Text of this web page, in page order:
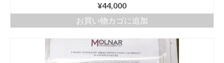
¥44,000
お買い物カゴに追加